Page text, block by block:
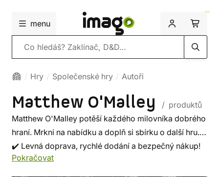
menu
Vyhledávání
Hry Společenské hry Autoři
Matthew O'Malley
/ produktů
Matthew O'Malley potěší každého milovníka dobrého
hraní. Mrkni na nabídku a doplň si sbírku o další hru.
✔️ Levná doprava, rychlé dodání a bezpečný nákup!
Pokračovat